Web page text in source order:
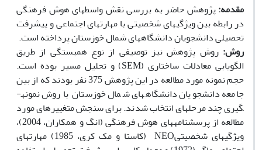
مقدمه­:پژوهش حاضر به بررسی نقش واسطه­ای هوش فرهنگی
در رابطه بین ویژگی­های شخصیتی با مهارت­های اجتماعی و پیشرفت
تحصیلی دانشجویان دانشگاه­های شمال خوزستان پرداخته است.
روش­: روش پژوهش نیز توصیفی از نوع همبستگی از طریق
الگویابی معادلات ساختاری (SEM) و تحلیل مسیر بوده است.
حجم نمونه مورد مطالعه در این پژوهش 375 نفر بودند که از بین
جامعه دانشجویان دانشگاه­های شمال خوزستان با روش نمونه­
گیری چند مرحله­ای انتخاب شدند. برای سنجش متغییرهای مورد
مطالعه از پرسش­نامه­های هوش فرهنگی (انگ و همکاران، 2004)،
ویژگی­های شخصیتیNEO (کاستا و مک کری، 1985) مهارت­های